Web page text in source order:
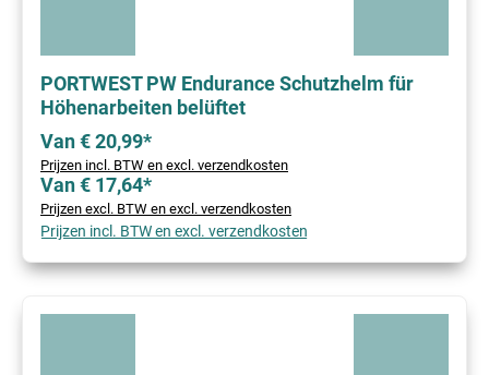
PORTWEST PW Endurance Schutzhelm für
Höhenarbeiten belüftet
Van € 20,99*
Prijzen incl. BTW en excl. verzendkosten
Van € 17,64*
Prijzen excl. BTW en excl. verzendkosten
Prijzen incl. BTW en excl. verzendkosten